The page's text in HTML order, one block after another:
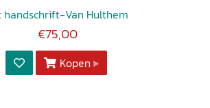
handschrift-Van Hulthem
€75,00
Kopen